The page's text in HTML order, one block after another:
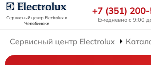
Сервисный центр Electroluxв
Челябинске
+7 (351)
Ежедневно с 9:00
Сервисный центр Electrolux